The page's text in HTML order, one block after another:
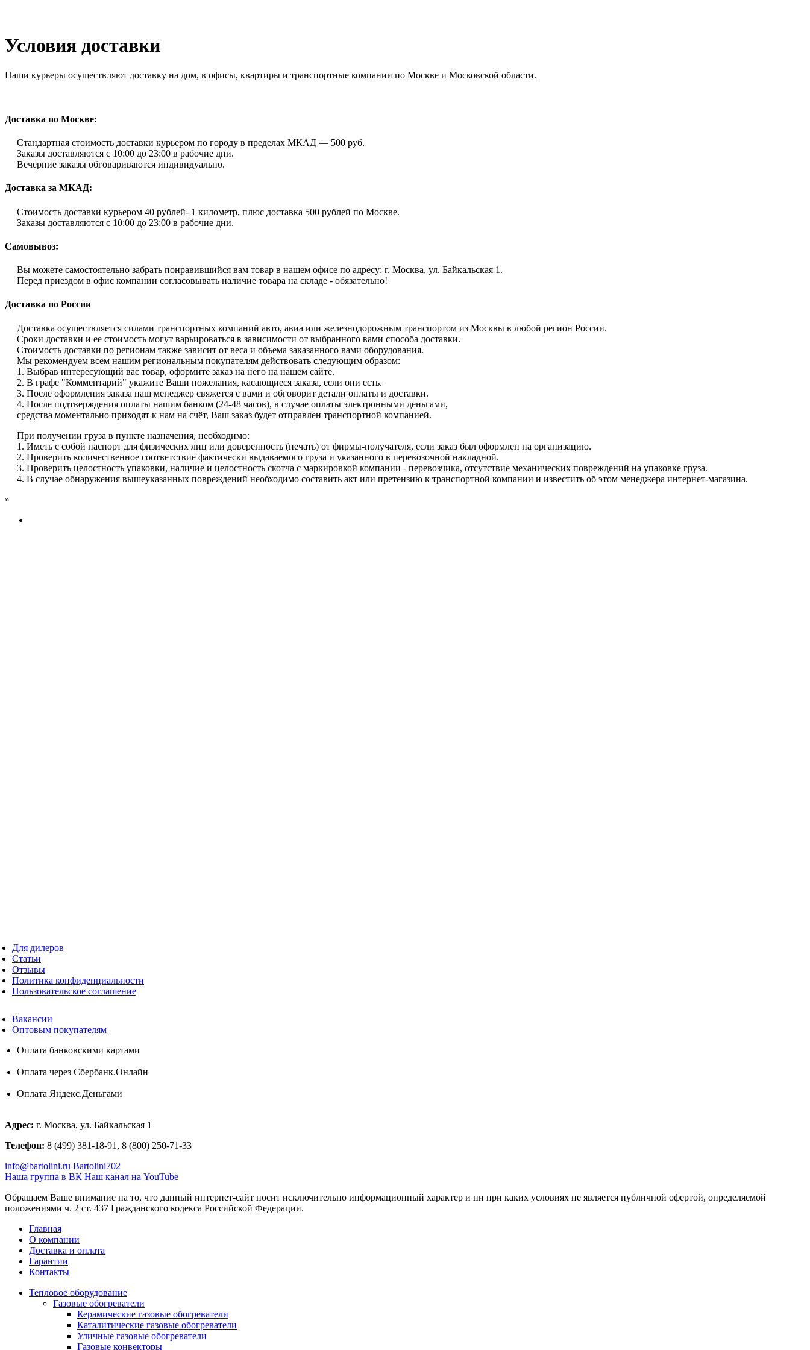
Условия доставки
Наши курьеры осуществляют доставку на дом, в офисы, квартиры и транспортные компании по Москве и Московской области.
Доставка по Москве:
Стандартная стоимость доставки курьером по городу в пределах МКАД — 500 руб.
Заказы доставляются с 10:00 до 23:00 в рабочие дни.
Вечерние заказы обговариваются индивидуально.
Доставка за МКАД:
Стоимость доставки курьером 40 рублей- 1 километр, плюс доставка 500 рублей по Москве.
Заказы доставляются с 10:00 до 23:00 в рабочие дни.
Самовывоз:
Вы можете самостоятельно забрать понравившийся вам товар в нашем офисе по адресу: г. Москва, ул. Байкальская 1.
Перед приездом в офис компании согласовывать наличие товара на складе - обязательно!
Доставка по России
Доставка осуществляется силами транспортных компаний авто, авиа или железнодорожным транспортом из Москвы в любой регион России.
Сроки доставки и ее стоимость могут варьироваться в зависимости от выбранного вами способа доставки.
Стоимость доставки по регионам также зависит от веса и объема заказанного вами оборудования.
Мы рекомендуем всем нашим региональным покупателям действовать следующим образом:
1. Выбрав интересующий вас товар, оформите заказ на него на нашем сайте.
2. В графе "Комментарий" укажите Ваши пожелания, касающиеся заказа, если они есть.
3. После оформления заказа наш менеджер свяжется с вами и обговорит детали оплаты и доставки.
4. После подтверждения оплаты нашим банком (24-48 часов), в случае оплаты электронными деньгами,
средства моментально приходят к нам на счёт, Ваш заказ будет отправлен транспортной компанией.
При получении груза в пункте назначения, необходимо:
1. Иметь с собой паспорт для физических лиц или доверенность (печать) от фирмы-получателя, если заказ был оформлен на организацию.
2. Проверить количественное соответствие фактически выдаваемого груза и указанного в перевозочной накладной.
3. Проверить целостность упаковки, наличие и целостность скотча с маркировкой компании - перевозчика, отсутствие механических повреждений на упаковке груза.
4. В случае обнаружения вышеуказанных повреждений необходимо составить акт или претензию к транспортной компании и известить об этом менеджера интернет-магазина.
»
Для дилеров
Статьи
Отзывы
Политика конфиденциальности
Пользовательское соглашение
Вакансии
Оптовым покупателям
Оплата банковскими картами
Оплата через Сбербанк.Онлайн
Оплата Яндекс.Деньгами
Адрес: г. Москва, ул. Байкальская 1
Телефон: 8 (499) 381-18-91, 8 (800) 250-71-33
info@bartolini.ru Bartolini702
Наша группа в ВК Наш канал на YouTube
Обращаем Ваше внимание на то, что данный интернет-сайт носит исключительно информационный характер и ни при каких условиях не является публичной офертой, определяемой
положениями ч. 2 ст. 437 Гражданского кодекса Российской Федерации.
Главная
О компании
Доставка и оплата
Гарантии
Контакты
Тепловое оборудование
Газовые обогреватели
Керамические газовые обогреватели
Каталитические газовые обогреватели
Уличные газовые обогреватели
Газовые конвекторы